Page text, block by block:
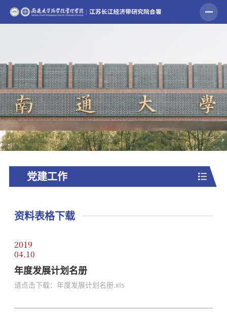
党建工作
资料表格下载
2019
04.10
年度发展计划名册
请点击下载：年度发展计划名册.xls